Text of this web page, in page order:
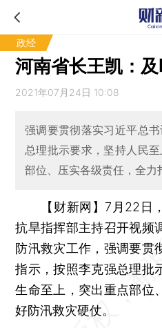
政经
河南省长王凯：
2021年07月24日 10:08
强调要贯彻落实习近平总
总理批示要求，坚持人民
部位、压实各级责任，全力
【财新网】 7月22日
抗旱指挥部主持召开视频
防汛救灾工作，强调要贯
指示，按照李克强总理批
生命至上，突出重点部位
好防汛救灾硬仗。